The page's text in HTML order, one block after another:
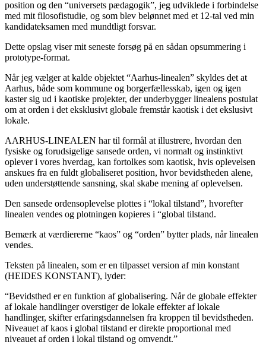
position og den “universets pædagogik”, jeg udviklede i forbindelse
med mit filosofistudie, og som blev belønnet med et 12-tal ved min
kandidateksamen med mundtligt forsvar.
Dette opslag viser mit seneste forsøg på en sådan opsummering i
prototype-format.
Når jeg vælger at kalde objektet “Aarhus-linealen” skyldes det at
Aarhus, både som kommune og borgerfællesskab, igen og igen
kaster sig ud i kaotiske projekter, der underbygger linealens postulat
om at orden i det eksklusivt globale fremstår kaotisk i det ekslusivt
lokale.
AARHUS-LINEALEN har til formål at illustrere, hvordan den
fysiske og forudsigelige sansede orden, vi normalt og instinktivt
oplever i vores hverdag, kan fortolkes som kaotisk, hvis oplevelsen
anskues fra en fuldt globaliseret position, hvor bevidstheden alene,
uden understøttende sansning, skal skabe mening af oplevelsen.
Den sansede ordensoplevelse plottes i “lokal tilstand”, hvorefter
linealen vendes og plotningen kopieres i “global tilstand.
Bemærk at værdiererne “kaos” og “orden” bytter plads, når linealen
vendes.
Teksten på linealen, som er en tilpasset version af min konstant
(HEIDES KONSTANT), lyder:
“Bevidsthed er en funktion af globalisering. Når de globale effekter
af lokale handlinger overstiger de lokale effekter af lokale
handlinger, skifter erfaringsdannelsen fra kroppen til bevidstheden.
Niveauet af kaos i global tilstand er direkte proportional med
niveauet af orden i lokal tilstand og omvendt.”